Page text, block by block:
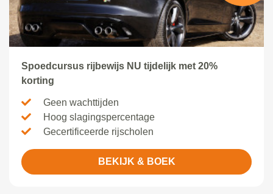
Spoedcursus rijbewijs NU tijdelijk met 20%
korting
Geen wachttijden
Hoog slagingspercentage
Gecertificeerde rijscholen
BEKIJK & BOEK